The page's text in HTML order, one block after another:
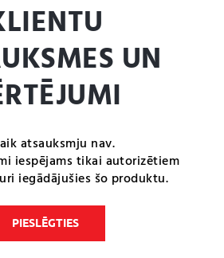
UN
atsauksmju nav.
iespējams tikai autorizētiem
iegādājušies šo produktu.
PIESLĒGTIES